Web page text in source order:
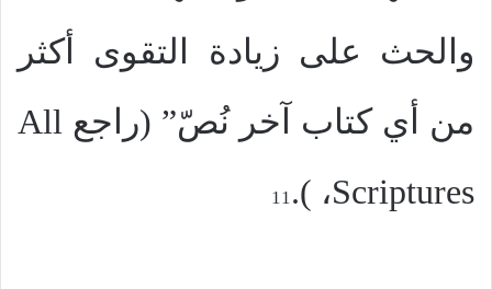
والحث على زيادة التقوى أكثر
من أي كتاب آخر نُصّ” (راجع All
Scriptures، 11).